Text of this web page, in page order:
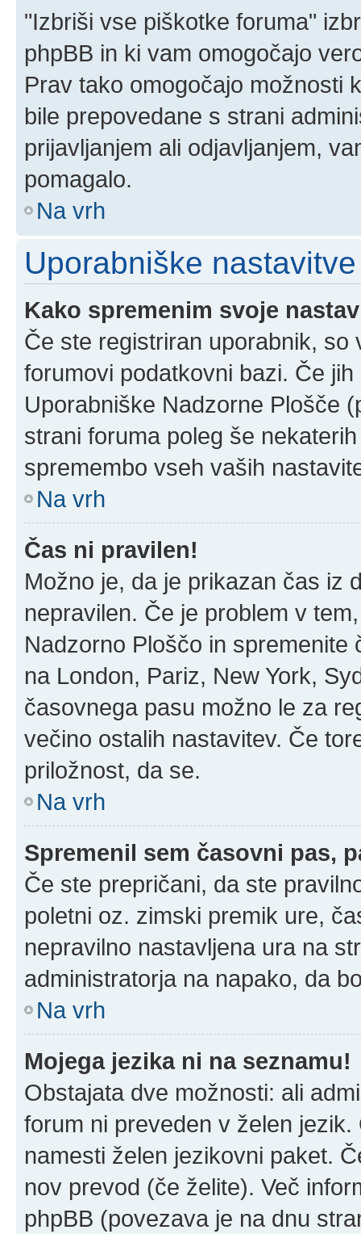
"Izbriši vse piškotke foruma"
phpBB in ki vam omogočajo
Prav tako omogočajo možnosti
bile prepovedane s strani
prijavljanjem ali odjavljanjem,
pomagalo.
Na vrh
Uporabniške nastavitve
Kako spremenim svoje
Če ste registriran uporabnik,
forumovi podatkovni bazi. Če
Uporabniške Nadzorne Plošče
strani foruma poleg še
spremembo vseh vaših
Na vrh
Čas ni pravilen!
Možno je, da je prikazan čas iz
nepravilen. Če je problem v
Nadzorno Ploščo in
na London, Pariz, New York,
časovnega pasu možno le za
večino ostalih nastavitev. Če
priložnost, da se.
Na vrh
Spremenil sem časovni pas,
Če ste prepričani, da ste
poletni oz. zimski premik ure,
nepravilno nastavljena ura na
administratorja na napako, da
Na vrh
Mojega jezika ni na seznamu!
Obstajata dve možnosti: ali
forum ni preveden v želen
namesti želen jezikovni paket.
nov prevod (če želite). Več
phpBB (povezava je na dnu